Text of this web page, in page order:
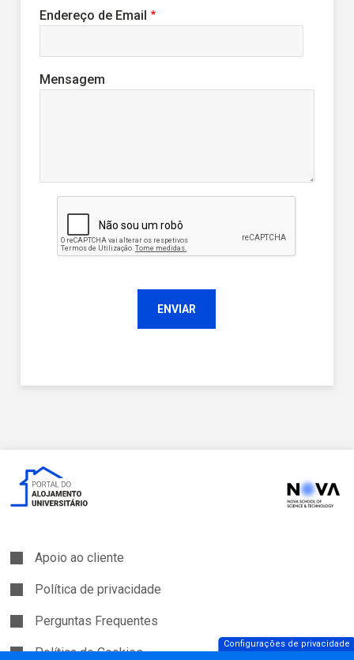
Endereço de Email
Mensagem
Apoio ao cliente
Política de privacidade
Perguntas Frequentes
Política de Cookies
Configurações de privacidade